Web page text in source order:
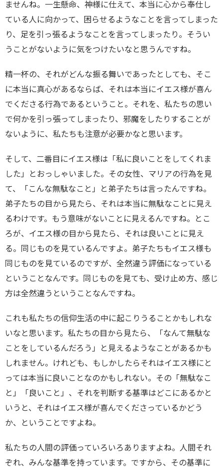
ませんね。一生懸命、神様に仕えて、本当に心から奉仕し
ている人に向かって、困らせるようなことを言ってしまった
り、足を引っ張るようなことを言ってしまったり。そうい
うことがないように気をつけたいなと思うんですね。
精一杯の、それがどんな振る舞いであったとしても、そこ
に本当に真心があるならば、それは本当にイエス様が喜ん
でくださる行為であるということ。それを、私たちの思い
で何かを引っ張ってしまったり、邪魔をしたりすることが
ないように、私たちも注意が必要かなと思います。
そして、二番目にイエス様は「私に良いことをしてくれま
した」とおっしゃいました。その女性、マリアの行為を見
て、「こんな無駄なこと」と弟子たちは言ったんですね。
弟子たちの目から見たら、それは本当に無駄なことに見え
るわけです。もう意味がないことに見えるんですね。とこ
ろが、イエス様の目から見たら、それは良いことに見え
る。同じものを見ているんですよ。弟子たちもイエス様も
同じものを見ているのですが、全然違う評価になっている
ということなんです。同じものを見ても、受け止め方、感じ
方は全然違うということなんですね。
これも私たちの信仰生活の中に起こりうることかもしれな
いなと思います。私たちの目から見たら、「なんて無駄な
ことをしているんだろう」と見えるようなことがあるかも
しれません。けれども、もしかしたらそれはイエス様にと
っては本当に良いことなのかもしれない。その「無駄なこ
と」「良いこと」、それを判断する基準はどこにあるかと
いうと、それはイエス様が喜んでくださっているかどう
か、ということですよね。
私たちの人間の評価っていろいろありますよね。人間それ
ぞれ、みんな基準を持っています。ですから、その基準に